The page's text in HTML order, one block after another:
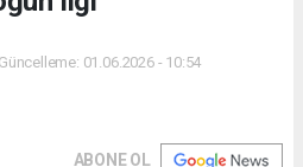
01.06.2026 - 10:54
ABONE OL